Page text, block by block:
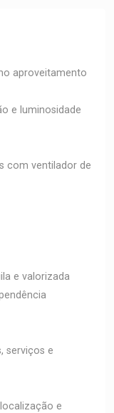
aproveitamento
e luminosidade
com ventilador de
e valorizada
serviços e
e